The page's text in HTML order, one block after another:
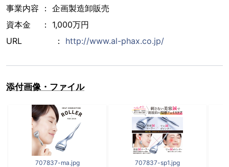
事業内容 ： 企画製造卸販売
資本金 ： 1,000万円
URL ： http://www.al-phax.co.jp/
添付画像・ファイル
707837-ma.jpg 707837-sp1.jpg